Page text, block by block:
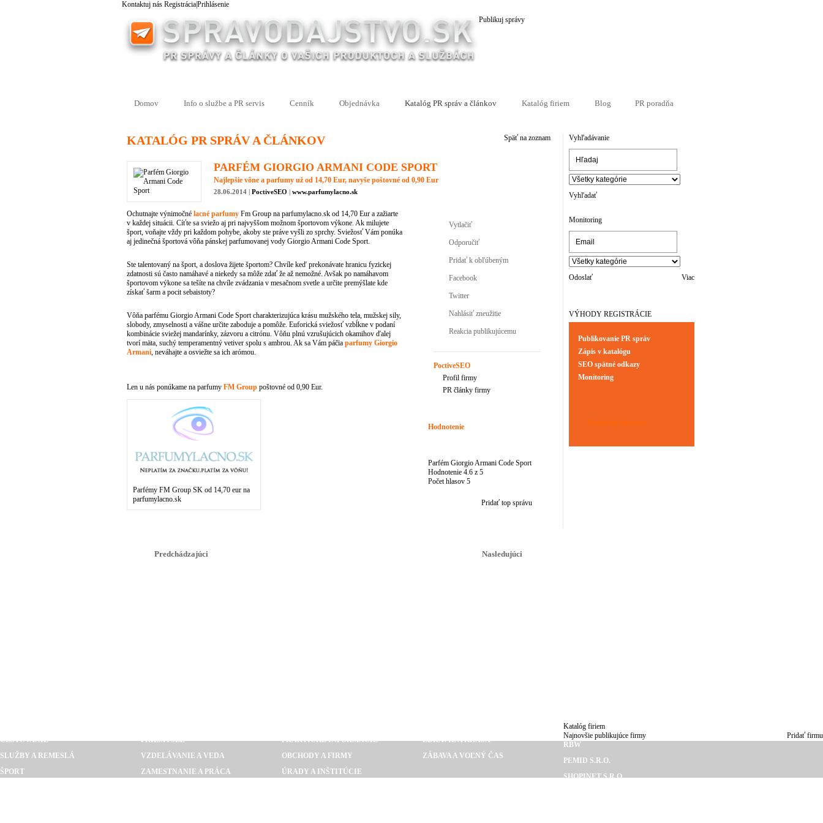
Kontaktuj nás RegistráciaPrihlásenie
Publikuj správy
Domov Info o službe a PR servis Cenník Objednávka Katalóg PR správ a článkov Katalóg firiem Blog PR poradňa
KATALÓG PR SPRÁV A ČLÁNKOV Späť na zoznam
PARFÉM GIORGIO ARMANI CODE SPORT
Najlepšie vône a parfumy už od 14,70 Eur, navyše poštovné od 0,90 Eur
28.06.2014 | PoctiveSEO | www.parfumylacno.sk
Ochutnajte výnimočné lacné parfumy Fm Group na parfumylacno.sk od 14,70 Eur a zažiarte
v každej situácii. Cíťte sa sviežo aj pri najvyššom možnom športovom výkone. Ak milujete
šport, voňajte vždy pri každom pohybe, akoby ste práve vyšli zo sprchy. Sviežosť Vám ponúka
aj jedinečná športová vôňa pánskej parfumovanej vody Giorgio Armani Code Sport.
Ste talentovaný na šport, a doslova žijete športom? Chvíle keď prekonávate hranicu fyzickej
zdatnosti sú často namáhavé a niekedy sa môže zdať že až nemožné. Avšak po namáhavom
športovom výkone sa tešíte na chvíle zvádzania v mesačnom svetle a určite premýšlate kde
získať šarm a pocit sebaistoty?
Vôňa parfému Giorgio Armani Code Sport charakterizujúca krásu mužského tela, mužskej sily,
slobody, zmyselnosti a vášne určite zaboduje a pomôže. Euforická sviežosť vzbĺkne v podaní
kombinácie sviežej mandarínky, zázvoru a citrónu. Vôňu plnú vzrušujúcich okamihov ďalej
tvorí mäta, suchý temperamentný vetiver spolu s ambrou. Ak sa Vám páčia parfumy Giorgio
Armani, neváhajte a osviežte sa ich arómou.
Len u nás ponúkame na parfumy FM Group poštovné od 0,90 Eur.
Parfémy FM Group SK od 14,70 eur na
parfumylacno.sk
Vytlačiť
Odporučiť
Pridať k obľúbeným
Facebook
Twitter
Nahlásiť zneužitie
Reakcia publikujúcemu
PoctiveSEO
Profil firmy
PR články firmy
Hodnotenie
Parfém Giorgio Armani Code Sport
Hodnotenie 4.6 z 5
Počet hlasov 5
Pridať top správu
Predchádzajúci Nasledujúci
Vyhľadávanie
Vyhľadať
Monitoring
Odoslať Viac
VÝHODY REGISTRÁCIE
Publikovanie PR správ
Zápis v katalógu
SEO spätné odkazy
Monitoring
Vyskúšaj zdarma
CESTOVANIE
SLUŽBY A REMESLÁ
ŠPORT
PRIEMYSEL
VZDELÁVANIE A VEDA
ZAMESTNANIE A PRÁCA
PRAKTICKÉ INFORMÁCIE
OBCHODY A FIRMY
ÚRADY A INŠTITÚCIE
ZDRAVIE A KRÁSA
ZÁBAVA A VOĽNÝ ČAS
Katalóg firiem
Najnovšie publikujúce firmy
Pridať firmu
RBW
PEMID S.R.O.
SHOPINET S.R.O.